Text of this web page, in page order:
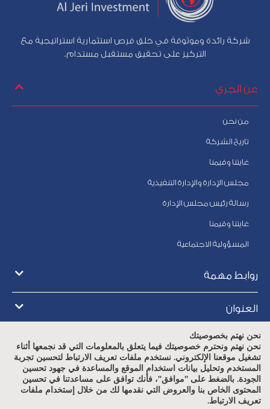
شركة رائدة وموثوقة في خلق فرص استثمارية استراتيجية مع
التركيز على تحقيق مستقبل مستدام.
عن الجري
من نحن
تاريخ الشركة
غايتنا وقيمنا
مجلس الإدارة والإدارة التنفيذية
رسالة رئيس مجلس الإدارة
غايتنا وقيمنا
المسؤولية الاجتماعية
روابط مهمة
العنوان
أوقات العمل
نحن نهتم بخصوصيتك
نحن نهتم ونحترم خصوصيتك فيما يتعلق بالمعلومات التي قد نجمعها أثناء
تشغيل موقعنا الإلكتروني. نستخدم ملفات تعريف الارتباط لتحسين تجربة
المستخدم وتحليل بيانات استخدام الموقع والمساعدة في جهود تحسين
الجودة. بالضغط على "موافق"، فأنك توافق على مساعدتنا في تحسين
المحتوى الخاص بنا والعروض التي نقدمها لك من خلال إستخدام ملفات
تعريف الارتباط.